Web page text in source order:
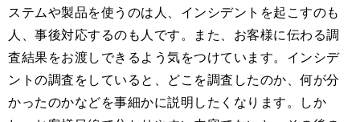
ステムや製品を使うのは人、インシデントを起こすのも
人、事後対応するのも人です。また、お客様に伝わる調
査結果をお渡しできるよう気をつけています。インシデ
ントの調査をしていると、どこを調査したのか、何が分
かったのかなどを事細かに説明したくなります。しか